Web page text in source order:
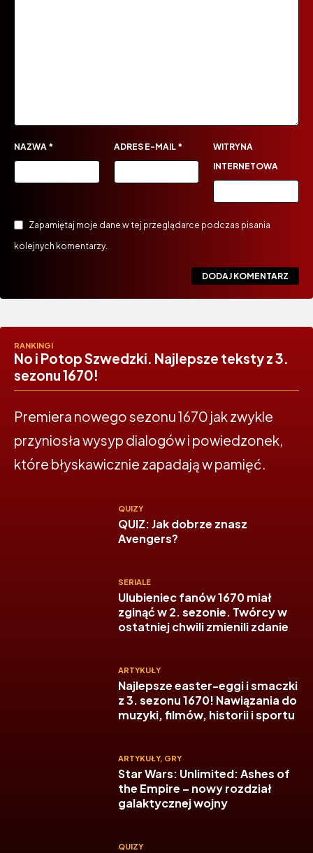
NAZWA * ADRES E-MAIL *
WITRYNA
INTERNETOWA
Zapamiętaj moje dane w tej przeglądarce podczas pisania
kolejnych komentarzy.
RANKINGI
No i Potop Szwedzki. Najlepsze teksty z 3.
sezonu 1670!
Premiera nowego sezonu 1670 jak zwykle
przyniosła wysyp dialogów i powiedzonek,
które błyskawicznie zapadają w pamięć.
QUIZY
QUIZ: Jak dobrze znasz
Avengers?
SERIALE
Ulubieniec fanów 1670 miał
zginąć w 2. sezonie. Twórcy w
ostatniej chwili zmienili zdanie
ARTYKUŁY
Najlepsze easter-eggi i smaczki
z 3. sezonu 1670! Nawiązania do
muzyki, filmów, historii i sportu
ARTYKUŁY, GRY
Star Wars: Unlimited: Ashes of
the Empire – nowy rozdział
galaktycznej wojny
QUIZY